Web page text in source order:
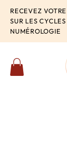
RECEVEZ
SUR LES
NUMÉROLOGIE